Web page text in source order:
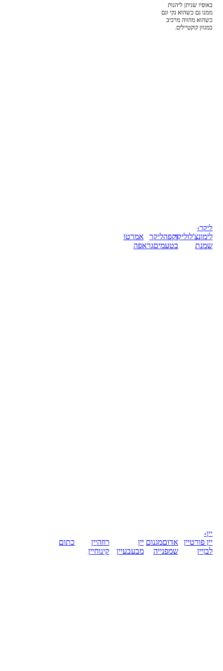
באופיו שניתן ליהנות
ממנו גם כשהוא נקי וגם
כשהוא מהווה מרכיב
במגוון קוקטיילים.
ליקר›
לימונצ'לוליקר
שמנת
וקפהליקר
בטעמיםגראפה
אמרטו
יין›
יין פורטיין
לבןיין
אדוםמגנום
שמפנייה
יין
מבעבעיין
רוזהיין
קינוחיין
כתום